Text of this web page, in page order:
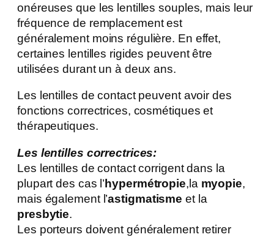
onéreuses que les lentilles souples, mais leur
fréquence de remplacement est
généralement moins régulière. En effet,
certaines lentilles rigides peuvent être
utilisées durant un à deux ans.
Les lentilles de contact peuvent avoir des
fonctions correctrices, cosmétiques et
thérapeutiques.
Les lentilles correctrices:
Les lentilles de contact corrigent dans la
plupart des cas l’hypermétropie,la myopie,
mais également l’astigmatisme et la
presbytie.
Les porteurs doivent généralement retirer